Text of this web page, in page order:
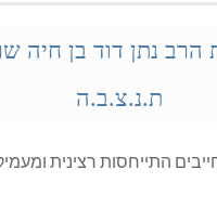
הרב נתן דוד בן חיה
ת.נ.צ.ב.ה
התייחסות רצינית